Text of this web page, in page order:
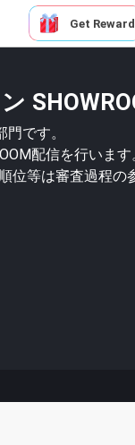
Get Reward
です。
配信を行います
位等は審査過程の